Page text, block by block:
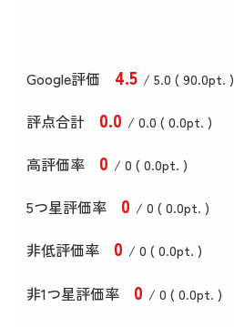
Google評価 4.5 / 5.0 ( 90.0pt. )
評点合計 0.0 / 0.0 ( 0.0pt. )
高評価率 0 / 0 ( 0.0pt. )
5つ星評価率 0 / 0 ( 0.0pt. )
非低評価率 0 / 0 ( 0.0pt. )
非1つ星評価率 0 / 0 ( 0.0pt. )